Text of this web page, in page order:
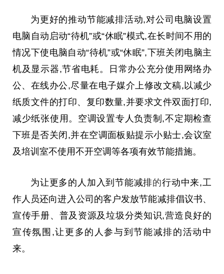
为更好的推动节能减排活动,对公司电脑设置
电脑自动启动“待机”或“休眠”模式,在长时间不用的
情况下使电脑自动“待机”或“休眠”,下班关闭电脑主
机及显示器,节省电耗。日常办公充分使用网络办
公、在线办公,尽量在电子媒介上修改文稿,以减少
纸质文件的打印、复印数量,并要求文件双面打印,
减少纸张使用。空调设置专人负责制,不定期检查
下班是否关闭,并在空调面板贴提示小贴士,会议室
及培训室不使用不开空调等各项有效节能措施。
为让更多的人加入到节能减排的行动中来,工
作人员还向进入公司的客户发放节能减排倡议书、
宣传手册、普及资源及垃圾分类知识,营造良好的
宣传氛围,让更多的人参与到节能减排的活动中
来。